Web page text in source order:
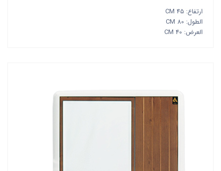
ارتفاع: 45 CM
الطول: 80 CM
العرض: 40 CM